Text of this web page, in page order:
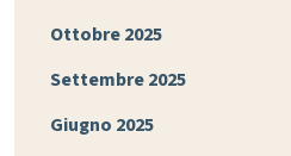
Ottobre 2025
Settembre 2025
Giugno 2025